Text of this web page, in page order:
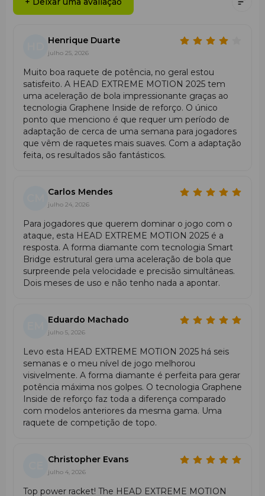
Tecnologias:
• Extreme Spin — textura rugosa para mais efeito
• UD Carbon HS — superfície rígida e explosiva
• Power Foam — núcleo reativo e potente
• Optimized Sweet Spot — zona de impacto
ampliada
• Smart Bridge — estabilidade
• Tailored Frame — geometria otimizada
• Soft Cap + — menos vibração
• Anti Shock Skin — proteção de impacto
Características
manobrabilidade, permitindo mudanças rápidas de ritmo.
O formato diamante aumenta a potência aérea,
enquanto a face Hybrid Woven melhora o toque e o
controlo.
Para quem é indicada
• Para jogadores avançados que querem potência
• Estilo de jogo: ofensivo ou equilibrado, com foco em
golpes aéreos.
Vantagens da HEAD Extreme Motion 2025
HEAD Extreme Motion 2025oferece potência extrema
numa raquete mais leve. Combina grande capacidade de
ataque, excelente controlo de bola e menor vibração
graças ao Soft Cap +.
Parâmetro
Pro 2025
Motion 2025
Team
Henrique Duarte
julho 25, 2026
Muito boa raquete de potência, no geral estou
satisfeito. A HEAD EXTREME MOTION 2025 tem
uma aceleração de bola impressionante graças ao
tecnologia Graphene Inside de reforço. O único
ponto que menciono é que requer um período de
adaptação de cerca de uma semana para jogadores
que vêm de raquetes mais suaves. Com a adaptação
feita, os resultados são fantásticos.
Carlos Mendes
julho 24, 2026
Para jogadores que querem dominar o jogo com o
ataque, esta HEAD EXTREME MOTION 2025 é a
resposta. A forma diamante com tecnologia Smart
Bridge estrutural gera uma aceleração de bola que
surpreende pela velocidade e precisão simultâneas.
Dois meses de uso e não tenho nada a apontar.
Eduardo Machado
julho 5, 2026
Levo esta HEAD EXTREME MOTION 2025 há seis
semanas e o meu nível de jogo melhorou
visivelmente. A forma diamante é perfeita para gerar
potência máxima nos golpes. O tecnologia Graphene
Inside de reforço faz toda a diferença comparado
com modelos anteriores da mesma gama. Uma
raquete de competição de topo.
Christopher Evans
julho 4, 2026
Top power racket! The HEAD EXTREME MOTION